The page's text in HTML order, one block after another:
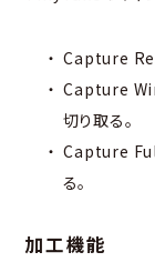
Capture
Capture
切り取る。
Capture
る。
加工機能